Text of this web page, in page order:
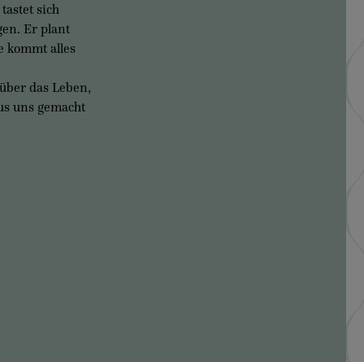
sich
Er plant
kommt alles
das Leben,
uns gemacht